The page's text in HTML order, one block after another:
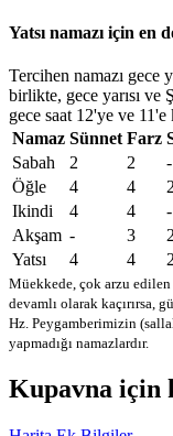
Yatsı namazı için en
Tercihen namazı gece
birlikte, gece yarısı ve
gece saat 12'ye ve
Namaz Sünnet Farz
Sabah
2 2 -
Öğle
4 4 2
Ikindi
4 4 -
Akşam - 3 2
Yatsı
4 4 2
Müekkede, çok arzu
devamlı olarak kaçırırsa,
Hz. Peygamberimizin
yapmadığı namazlardır.
Kupavna için